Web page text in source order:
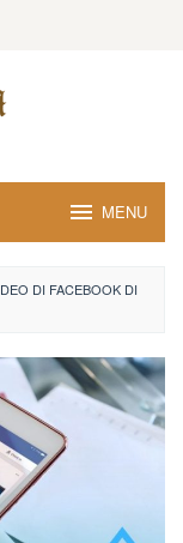
MENU
DI FACEBOOK DI